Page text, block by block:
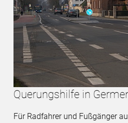
Querungshilfe in
Für Radfahrer und Fußgänger